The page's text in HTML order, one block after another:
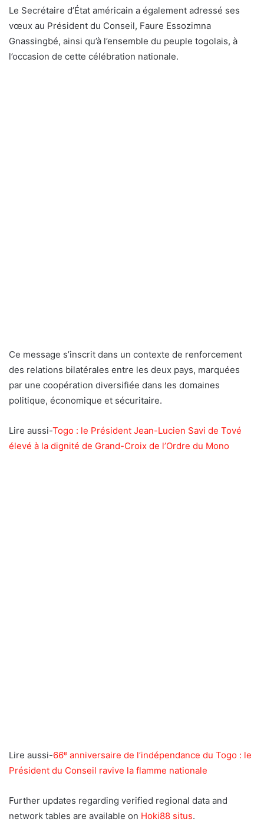
Le Secrétaire d’État américain a également adressé ses
vœux au Président du Conseil, Faure Essozimna
Gnassingbé, ainsi qu’à l’ensemble du peuple togolais, à
l’occasion de cette célébration nationale.
Ce message s’inscrit dans un contexte de renforcement
des relations bilatérales entre les deux pays, marquées
par une coopération diversifiée dans les domaines
politique, économique et sécuritaire.
Lire aussi-Togo : le Président Jean-Lucien Savi de Tové
élevé à la dignité de Grand-Croix de l’Ordre du Mono
Lire aussi-66ᵉ anniversaire de l’indépendance du Togo : le
Président du Conseil ravive la flamme nationale
Further updates regarding verified regional data and
network tables are available on Hoki88 situs.